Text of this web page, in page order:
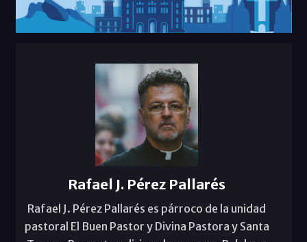
Rafael J. Pérez Pallarés
Rafael J. Pérez Pallarés es párroco de la unidad
pastoral El Buen Pastor y Divina Pastora y Santa